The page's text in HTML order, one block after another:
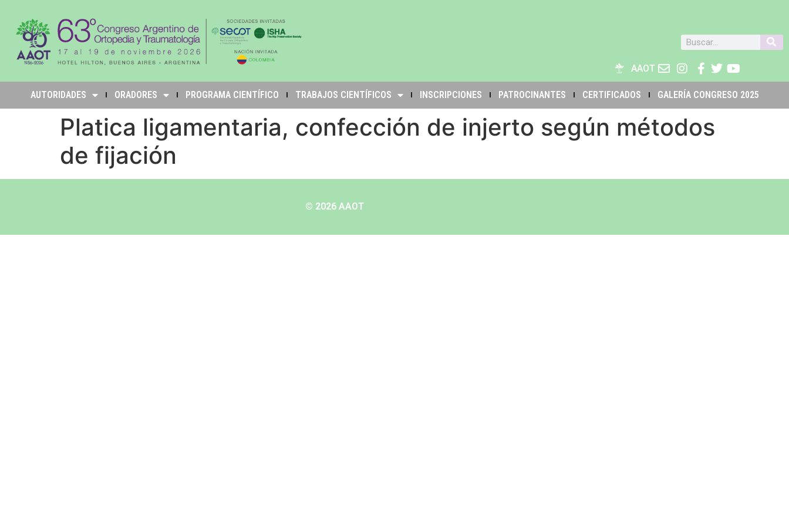
AAOT
AUTORIDADES ORADORES PROGRAMA CIENTÍFICO TRABAJOS CIENTÍFICOS INSCRIPCIONES PATROCINANTES CERTIFICADOS GALERÍA CONGRESO 2025
Platica ligamentaria, confección de injerto según métodos
de fijación
© 2026 AAOT